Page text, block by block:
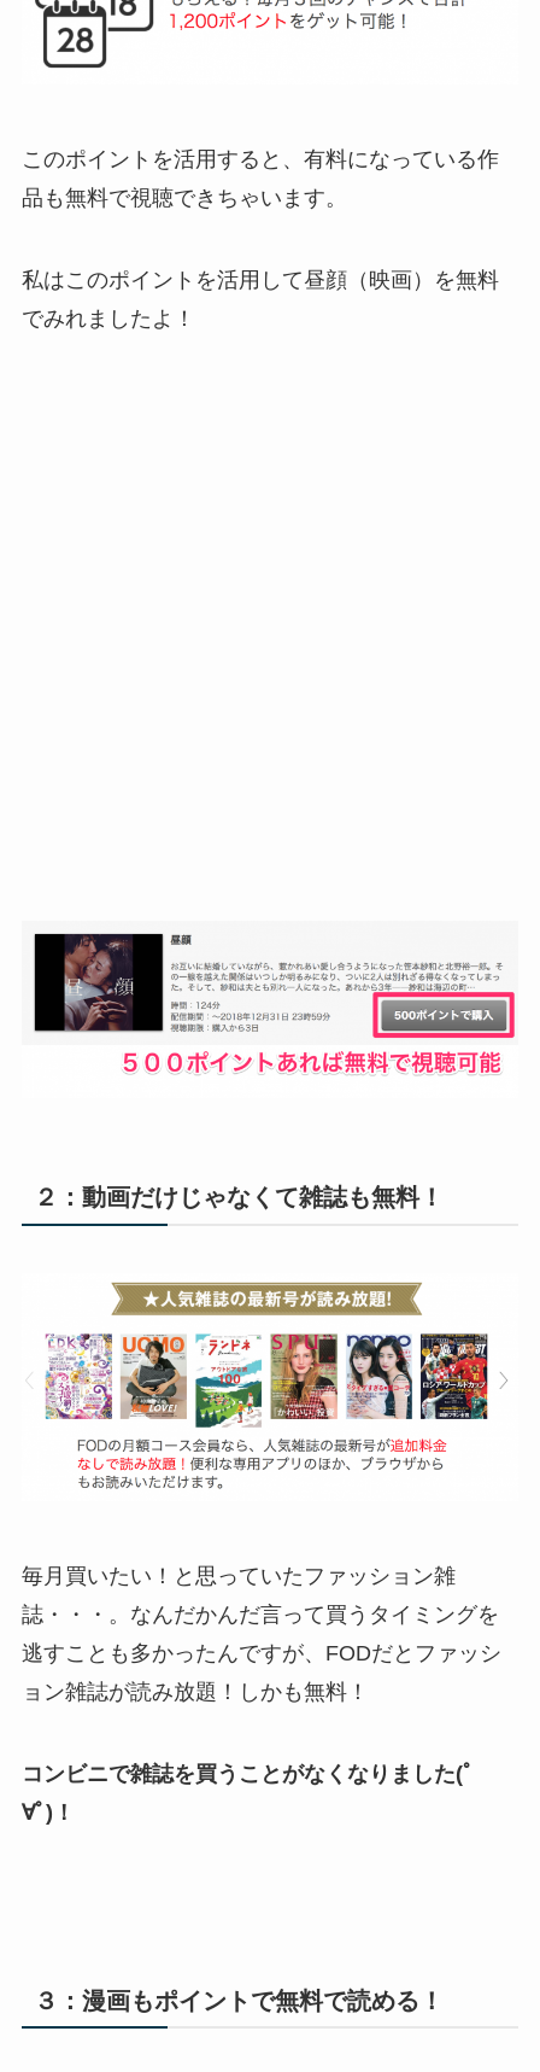
このポイントを活用すると、有料になっている作
品も無料で視聴できちゃいます。
私はこのポイントを活用して昼顔（映画）を無料
でみれましたよ！
２：動画だけじゃなくて雑誌も無料！
毎月買いたい！と思っていたファッション雑
誌・・・。なんだかんだ言って買うタイミングを
逃すことも多かったんですが、FODだとファッシ
ョン雑誌が読み放題！しかも無料！
コンビニで雑誌を買うことがなくなりました(ﾟ
∀ﾟ)！
３：漫画もポイントで無料で読める！